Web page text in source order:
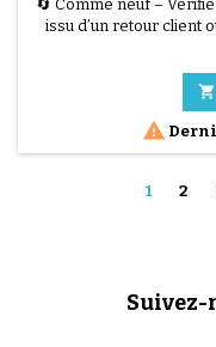
🔄 Comme neuf –
issu d’un retour client
techniciens et 100 %
hygiénique pour les
antimicrobien


1 2
Suivez-